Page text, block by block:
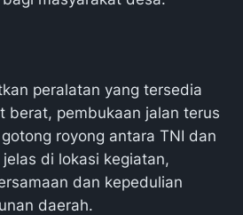
peralatan yang tersedia
berat, pembukaan jalan terus
royong antara TNI dan
di lokasi kegiatan,
dan kepedulian
daerah.